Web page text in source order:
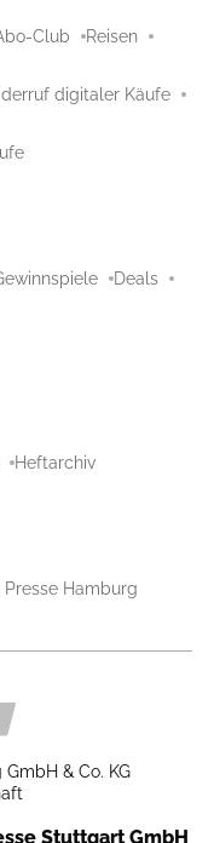
Club Reisen
digitaler Käufe
Deals
Heftarchiv
Hamburg
& Co. KG
Stuttgart GmbH